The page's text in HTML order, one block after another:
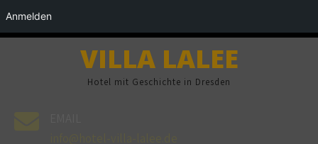
Anmelden
VILLA LALEE
Hotel mit Geschichte in Dresden